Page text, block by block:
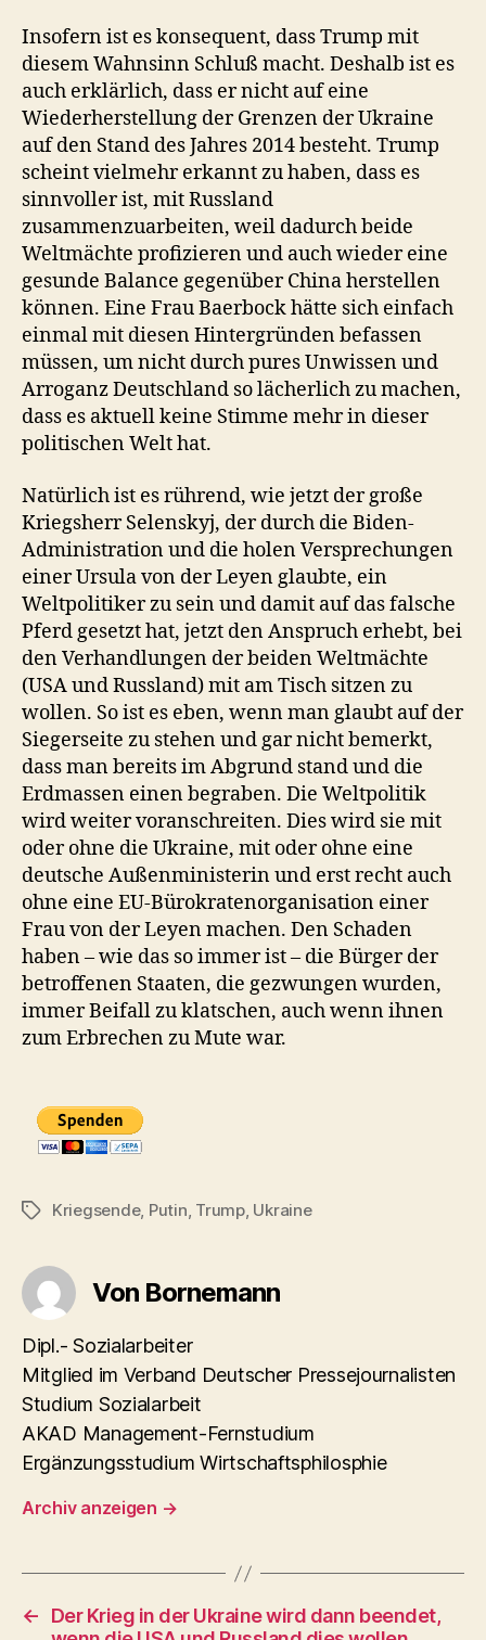
Insofern ist es konsequent, dass Trump mit
diesem Wahnsinn Schluß macht. Deshalb ist es
auch erklärlich, dass er nicht auf eine
Wiederherstellung der Grenzen der Ukraine
auf den Stand des Jahres 2014 besteht. Trump
scheint vielmehr erkannt zu haben, dass es
sinnvoller ist, mit Russland
zusammenzuarbeiten, weil dadurch beide
Weltmächte profizieren und auch wieder eine
gesunde Balance gegenüber China herstellen
können. Eine Frau Baerbock hätte sich einfach
einmal mit diesen Hintergründen befassen
müssen, um nicht durch pures Unwissen und
Arroganz Deutschland so lächerlich zu machen,
dass es aktuell keine Stimme mehr in dieser
politischen Welt hat.
Natürlich ist es rührend, wie jetzt der große
Kriegsherr Selenskyj, der durch die Biden-
Administration und die holen Versprechungen
einer Ursula von der Leyen glaubte, ein
Weltpolitiker zu sein und damit auf das falsche
Pferd gesetzt hat, jetzt den Anspruch erhebt, bei
den Verhandlungen der beiden Weltmächte
(USA und Russland) mit am Tisch sitzen zu
wollen. So ist es eben, wenn man glaubt auf der
Siegerseite zu stehen und gar nicht bemerkt,
dass man bereits im Abgrund stand und die
Erdmassen einen begraben. Die Weltpolitik
wird weiter voranschreiten. Dies wird sie mit
oder ohne die Ukraine, mit oder ohne eine
deutsche Außenministerin und erst recht auch
ohne eine EU-Bürokratenorganisation einer
Frau von der Leyen machen. Den Schaden
haben – wie das so immer ist – die Bürger der
betroffenen Staaten, die gezwungen wurden,
immer Beifall zu klatschen, auch wenn ihnen
zum Erbrechen zu Mute war.
Schlagwörter
Kriegsende, Putin, Trump, Ukraine
Von Bornemann
Dipl.- Sozialarbeiter
Mitglied im Verband Deutscher Pressejournalisten
Studium Sozialarbeit
AKAD Management-Fernstudium
Ergänzungsstudium Wirtschaftsphilosphie
Archiv anzeigen →
←
Der Krieg in der Ukraine wird dann beendet,